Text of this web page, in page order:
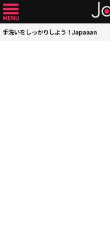
手洗いをしっかりしよう！Japaaan